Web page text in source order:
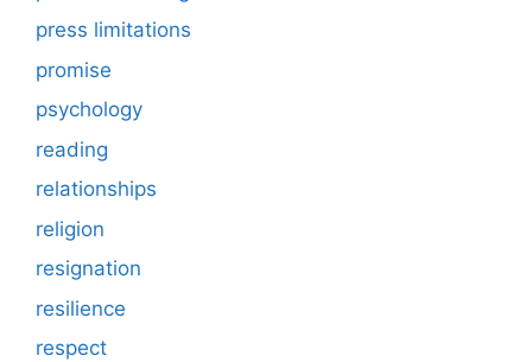
press limitations
promise
psychology
reading
relationships
religion
resignation
resilience
respect